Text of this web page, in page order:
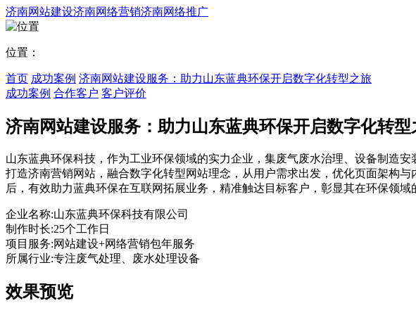
济南网站建设济南网络营销济南网络推广
位置：
首页 成功案例 济南网站建设服务：助力山东蓝典环保开启数字化转型之旅
成功案例 合作客户 客户评价
济南网站建设服务：助力山东蓝典环保开启数字化转型
山东蓝典环保科技，作为工业环保领域的实力企业，集废气废水治理、设备制造
打造济南营销网站，融合数字化转型网站理念，从用户需求出发，优化页面架构
后，有效助力蓝典环保在互联网拓展业务，精准触达目标客户，彰显其在环保领域
企业名称:山东蓝典环保科技有限公司
制作时长:25个工作日
项目服务:网站建设+网络营销包年服务
所属行业:专注废气处理、废水处理设备
效果预览